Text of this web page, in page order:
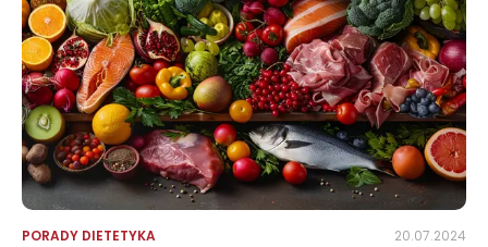
PORADY DIETETYKA 20.07.2024